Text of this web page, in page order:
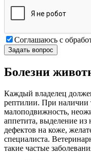
Соглашаюсь с
Болезни
Каждый владелец
рептилии. При наличии
малоподвижность,
аппетита, выделение из
дефектов на коже,
специалиста.
такие частые